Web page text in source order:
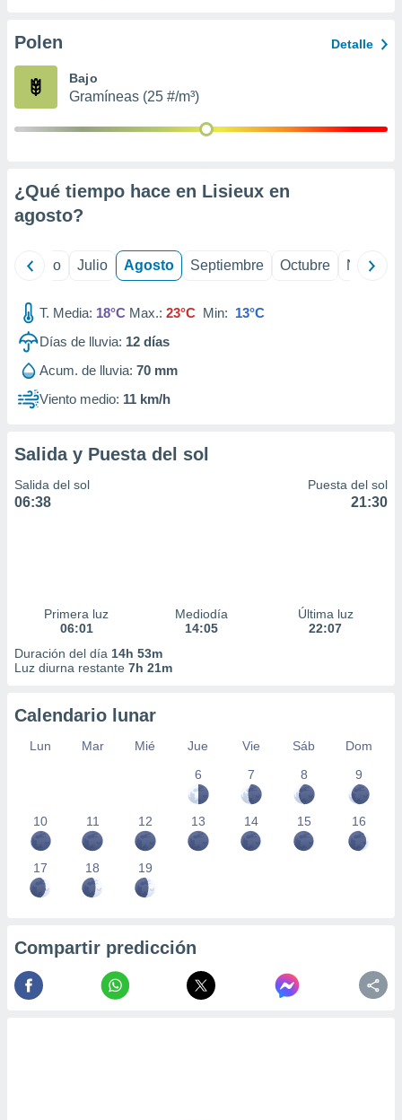
e
mediante
publicidad
publicidad
de
Polen Detalle
Bajo
Gramíneas (25 #/m³)
¿Qué tiempo hace en Lisieux en
agosto?
Junio Julio Agosto Septiembre Octubre
T. Media: 18°C Max.: 23°C Min: 13°C
Días de lluvia: 12 días
Acum. de lluvia: 70 mm
Viento medio: 11 km/h
Salida y Puesta del sol
Salida del sol
06:38
Puesta del sol
21:30
Primera luz
06:01
Mediodía
14:05
Última luz
22:07
Duración del día 14h 53m
Luz diurna restante 7h 21m
Calendario lunar
Lun Mar Mié Jue Vie Sáb
Dom
6
7 8 9
10 11 12 13 14 15 16
17 18 19
Compartir predicción